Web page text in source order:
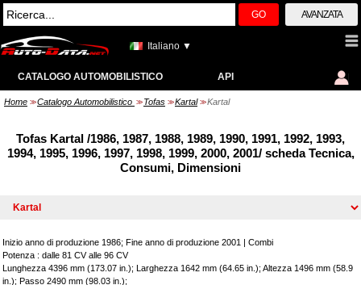
GO AVANZATA
Italiano ▼
CATALOGO AUTOMOBILISTICO API
Home >> Catalogo Automobilistico >> Tofas >> Kartal >> Kartal
Tofas Kartal /1986, 1987, 1988, 1989, 1990, 1991, 1992, 1993,
1994, 1995, 1996, 1997, 1998, 1999, 2000, 2001/ scheda Tecnica,
Consumi, Dimensioni
Inizio anno di produzione 1986; Fine anno di produzione 2001 | Combi
Potenza : dalle 81 CV alle 96 CV
Lunghezza 4396 mm (173.07 in.); Larghezza 1642 mm (64.65 in.); Altezza 1496 mm (58.9
in.); Passo 2490 mm (98.03 in.);